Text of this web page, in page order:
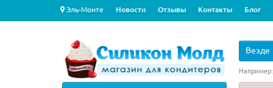
Эль-Монте Новости Отзывы Контакты Блог
Везде